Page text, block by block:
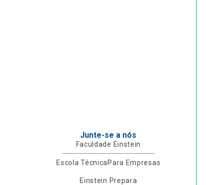
Junte-se a nós
Faculdade Einstein
Escola Técnica Para Empresas
Einstein Prepara